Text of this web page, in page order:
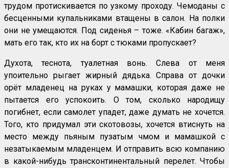
трудом протискивается по узкому проходу. Чемоданы с
бесценными купальниками втащены в салон. На полки
они не умещаются. Под сиденья – тоже. «Кабин багаж»,
мать его так, кто их на борт с тюками пропускает?
Духота, теснота, туалетная вонь. Слева от меня
упоительно рыгает жирный дядька. Справа от дочки
орёт младенец на руках у мамашки, которая даже не
пытается его успокоить. О том, сколько народищу
погибнет, если самолет упадет, даже думать не хочется.
Того, кто придумал эти скотовозы, хочется втиснуть на
место между пьяным пузатым чмом и мамашкой с
незатыкаемым младенцем. И отправить всю компанию
в какой-нибудь трансконтинентальный перелет. Чтобы